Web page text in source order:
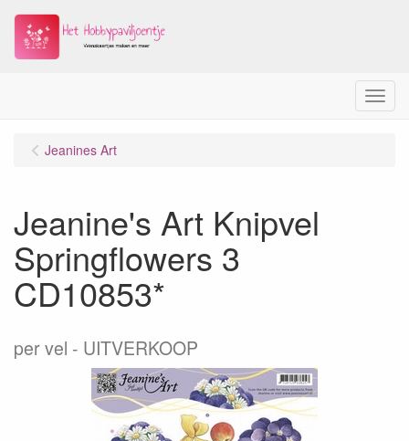
Menu
Jeanines Art
Jeanine's Art Knipvel
Springflowers 3
CD10853*
per vel UITVERKOOP